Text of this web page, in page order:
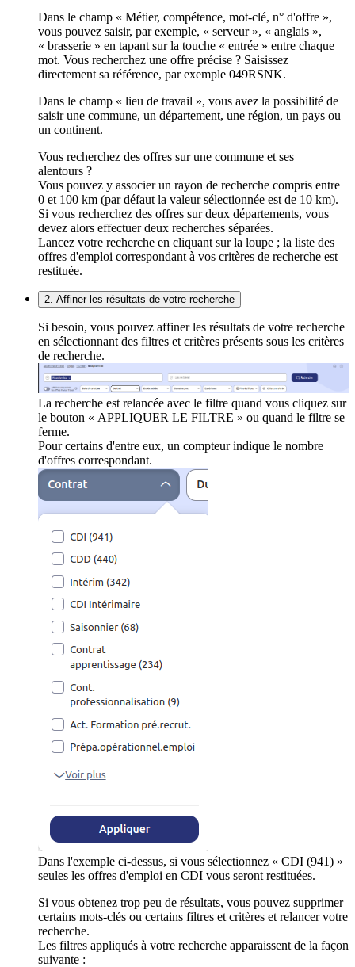
Dans le champ « Métier, compétence, mot-clé, n° d'offre »,
vous pouvez saisir, par exemple, « serveur », « anglais »,
« brasserie » en tapant sur la touche « entrée » entre chaque
mot. Vous recherchez une offre précise ? Saisissez
directement sa référence, par exemple 049RSNK.
Dans le champ « lieu de travail », vous avez la possibilité de
saisir une commune, un département, une région, un pays ou
un continent.
Vous recherchez des offres sur une commune et ses
alentours ?
Vous pouvez y associer un rayon de recherche compris entre
0 et 100 km (par défaut la valeur sélectionnée est de 10 km).
Si vous recherchez des offres sur deux départements, vous
devez alors effectuer deux recherches séparées.
Lancez votre recherche en cliquant sur la loupe ; la liste des
offres d'emploi correspondant à vos critères de recherche est
restituée.
2. Affiner les résultats de votre recherche
Si besoin, vous pouvez affiner les résultats de votre recherche
en sélectionnant des filtres et critères présents sous les critères
de recherche.
La recherche est relancée avec le filtre quand vous cliquez sur
le bouton « APPLIQUER LE FILTRE » ou quand le filtre se
ferme.
Pour certains d'entre eux, un compteur indique le nombre
d'offres correspondant.
Dans l'exemple ci-dessus, si vous sélectionnez « CDI (941) »
seules les offres d'emploi en CDI vous seront restituées.
Si vous obtenez trop peu de résultats, vous pouvez supprimer
certains mots-clés ou certains filtres et critères et relancer votre
recherche.
Les filtres appliqués à votre recherche apparaissent de la façon
suivante :